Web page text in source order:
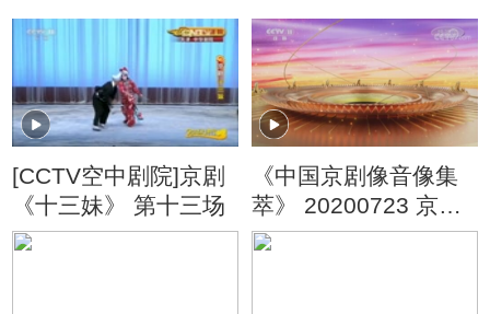
[CCTV空中剧院]京剧
《十三妹》 第十三场
《中国京剧像音像集
萃》 20200723 京剧
《十三妹》 1/2